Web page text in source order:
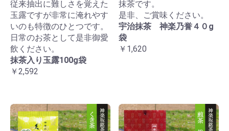
従来抽出に難しさを覚えた
玉露ですが非常に淹れやす
いのも特徴のひとつです。
日常のお茶として是非御愛
飲ください。
抹茶入り玉露100g袋
￥2,592
抹茶です。
是非、ご賞味ください。
宇治抹茶 神楽乃誉４０g
袋
￥1,620